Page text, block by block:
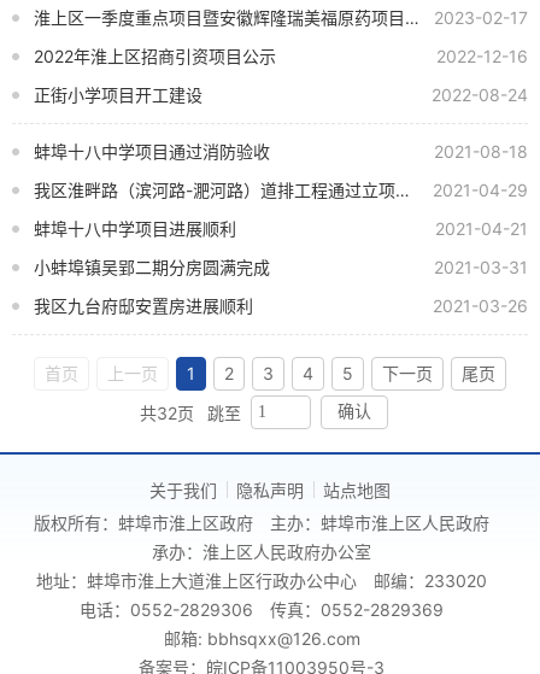
淮上区一季度重点项目暨安徽辉隆瑞美福原药项目集中开工动员会召开
2023-02-17
2022年淮上区招商引资项目公示
2022-12-16
正街小学项目开工建设
2022-08-24
蚌埠十八中学项目通过消防验收
2021-08-18
我区淮畔路（滨河路-淝河路）道排工程通过立项申请
2021-04-29
蚌埠十八中学项目进展顺利
2021-04-21
小蚌埠镇吴郢二期分房圆满完成
2021-03-31
我区九台府邸安置房进展顺利
2021-03-26
首页 上一页 1 2 3 4 5 下一页
尾页
共32页
跳至 确认
关于我们 隐私声明
站点地图
版权所有：蚌埠市淮上区政府
主办：蚌埠市淮上区人民政府
承办：淮上区人民政府办公室
地址：蚌埠市淮上大道淮上区行政办公中心
邮编：233020
电话：0552-2829306
传真：0552-2829369
邮箱: bbhsqxx@126.com
备案号：皖ICP备11003950号-3